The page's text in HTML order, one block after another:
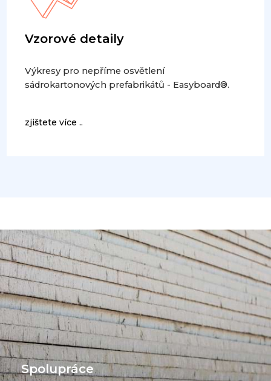
Vzorové detaily
Výkresy pro nepříme osvětlení
sádrokartonových prefabrikátů - Easyboard®.
zjištete více ..
Spolupráce